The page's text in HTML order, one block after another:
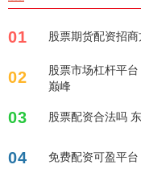
01 股票期货配资招
02
股票市场杠杆平
巅峰
03 股票配资合法吗
04 免费配资可盈平